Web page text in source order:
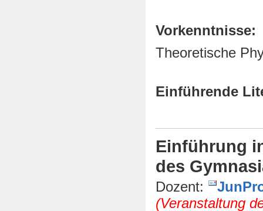
Vorkenntnisse:
Theoretische
Einführende
Einführung
des
Dozent:
(Veranstaltung